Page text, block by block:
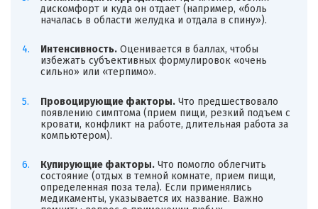
дискомфорт и куда он отдает (например, «боль
началась в области желудка и отдала в спину»).
Интенсивность.Оценивается в баллах, чтобы
избежать субъективных формулировок «очень
сильно» или «терпимо».
Провоцирующие факторы.Что предшествовало
появлению симптома (прием пищи, резкий подъем с
кровати, конфликт на работе, длительная работа за
компьютером).
Купирующие факторы.Что помогло облегчить
состояние (отдых в темной комнате, прием пищи,
определенная поза тела). Если применялись
медикаменты, указывается их название. Важно